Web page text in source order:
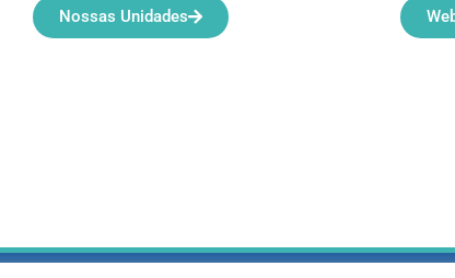
Nossas Unidades